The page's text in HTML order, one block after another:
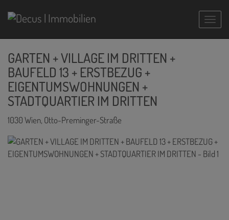
GARTEN + VILLAGE IM DRITTEN +
BAUFELD 13 + ERSTBEZUG +
EIGENTUMSWOHNUNGEN +
STADTQUARTIER IM DRITTEN
1030 Wien, Otto-Preminger-Straße